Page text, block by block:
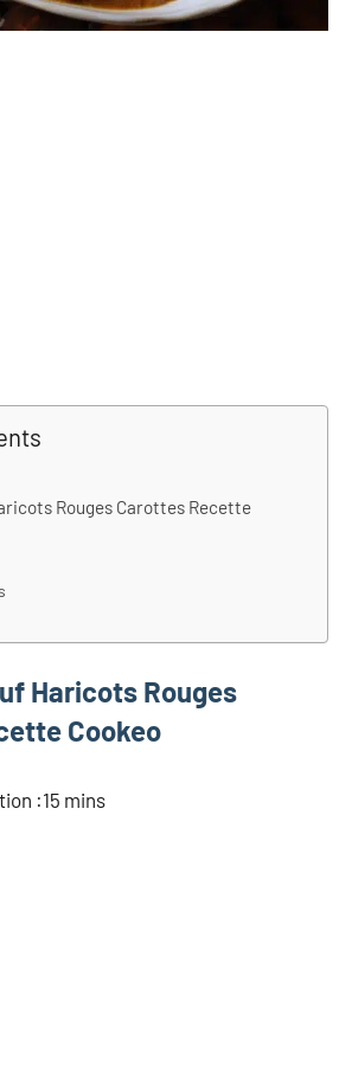
Rouges Carottes Recette
Haricots Rouges
Cookeo
:15 mins